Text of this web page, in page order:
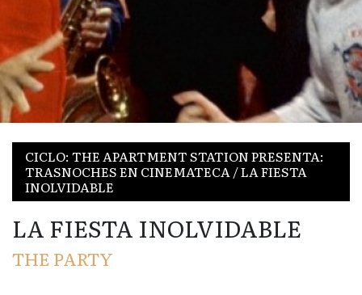
CICLO: THE APARTMENT STATION PRESENTA:
TRASNOCHES EN CINEMATECA / LA FIESTA
INOLVIDABLE
LA FIESTA INOLVIDABLE
THE PARTY